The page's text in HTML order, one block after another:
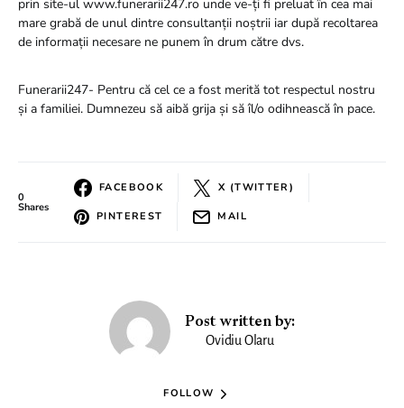
prin site-ul www.funerarii247.ro unde ve-ți fi preluat în cea mai
mare grabă de unul dintre consultanții noștrii iar după recoltarea
de informații necesare ne punem în drum către dvs.
Funerarii247- Pentru că cel ce a fost merită tot respectul nostru
și a familiei. Dumnezeu să aibă grija și să îl/o odihnească în pace.
0
Shares
FACEBOOK X (TWITTER)
PINTEREST MAIL
Post written by:
Ovidiu Olaru
FOLLOW